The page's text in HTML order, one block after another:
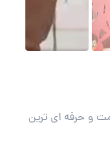
و حرفه ای ترین